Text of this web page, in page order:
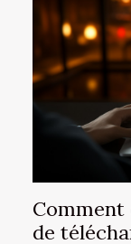
de